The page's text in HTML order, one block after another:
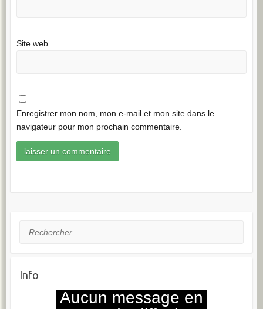
Site web
Enregistrer mon nom, mon e-mail et mon site dans le
navigateur pour mon prochain commentaire.
Rechercher
Info